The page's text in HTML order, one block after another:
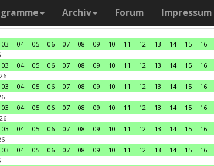
Archiv Forum Impressum
03 04 05 06 07 08 09 10 11 12 13 14 15 16
03 04 05 06 07 08 09 10 11 12 13 14 15 16
03 04 05 06 07 08 09 10 11 12 13 14 15 16
03 04 05 06 07 08 09 10 11 12 13 14 15 16
03 04 05 06 07 08 09 10 11 12 13 14 15 16
03 04 05 06 07 08 09 10 11 12 13 14 15 16